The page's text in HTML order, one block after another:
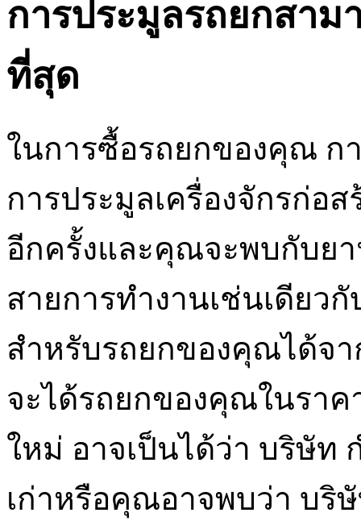
การประมูลรถยกสา
ที่สุด
ในการซื้อรถยกของคุณ ก
การประมูลเครื่องจักรก่อ
อีกครั้งและคุณจะพบกับย
สายการทำงานเช่นเดียว
สำหรับรถยกของคุณได้จ
จะได้รถยกของคุณในรา
ใหม่ อาจเป็นได้ว่า บริษัท
เก่าหรือคุณอาจพบว่า บริ